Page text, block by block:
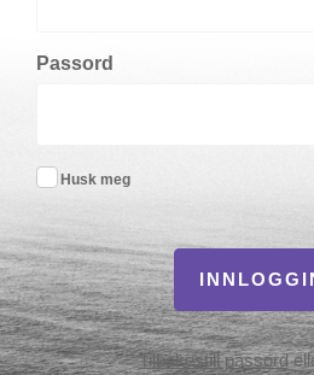
Passord
Husk meg
Tilbakestill passord